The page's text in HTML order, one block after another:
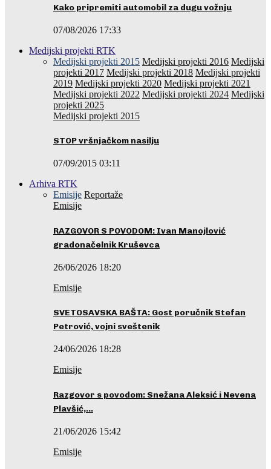
Kako pripremiti automobil za dugu vožnju
07/08/2026 17:33
Medijski projekti RTK
Medijski projekti 2015 Medijski projekti 2016 Medijski
projekti 2017 Medijski projekti 2018 Medijski projekti
2019 Medijski projekti 2020 Medijski projekti 2021
Medijski projekti 2022 Medijski projekti 2024 Medijski
projekti 2025
Medijski projekti 2015
STOP vršnjačkom nasilju
07/09/2015 03:11
Arhiva RTK
Emisije Reportaže
Emisije
RAZGOVOR S POVODOM: Ivan Manojlović
gradonačelnik Kruševca
26/06/2026 18:20
Emisije
SVETOSAVSKA BAŠTA: Gost poručnik Stefan
Petrović, vojni sveštenik
24/06/2026 18:28
Emisije
Razgovor s povodom: Snežana Aleksić i Nevena
Plavšić,…
21/06/2026 15:42
Emisije